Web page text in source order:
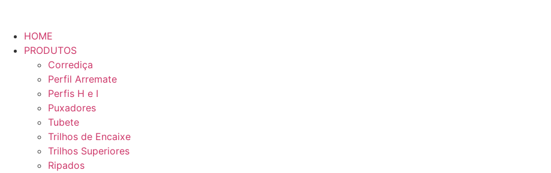
HOME
PRODUTOS
Corrediça
Perfil Arremate
Perfis H e I
Puxadores
Tubete
Trilhos de Encaixe
Trilhos Superiores
Ripados